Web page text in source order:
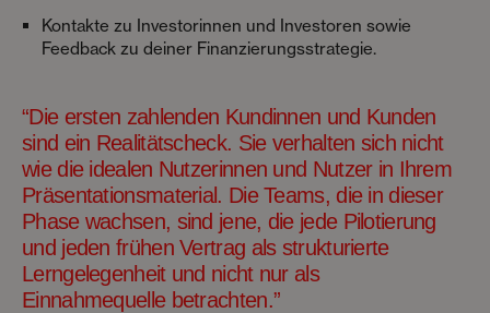
Kontakte zu Investorinnen und Investoren sowie
Feedback zu deiner Finanzierungsstrategie.
“Die ersten zahlenden Kundinnen und Kunden
sind ein Realitätscheck. Sie verhalten sich nicht
wie die idealen Nutzerinnen und Nutzer in Ihrem
Präsentationsmaterial. Die Teams, die in dieser
Phase wachsen, sind jene, die jede Pilotierung
und jeden frühen Vertrag als strukturierte
Lerngelegenheit und nicht nur als
Einnahmequelle betrachten.”